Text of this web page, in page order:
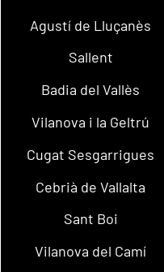
Agustí de Lluçanès
Sallent
Badia del Vallès
Vilanova i la Geltrú
Cugat Sesgarrigues
Cebrià de Vallalta
Sant Boi
Vilanova del Camí